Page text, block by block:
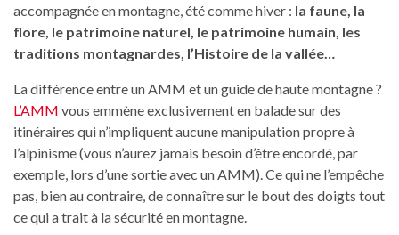
accompagnée en montagne, été comme hiver : la faune, la
flore, le patrimoine naturel, le patrimoine humain, les
traditions montagnardes, l’Histoire de la vallée…
La différence entre un AMM et un guide de haute montagne ?
L’AMM vous emmène exclusivement en balade sur des
itinéraires qui n’impliquent aucune manipulation propre à
l’alpinisme (vous n’aurez jamais besoin d’être encordé, par
exemple, lors d’une sortie avec un AMM). Ce qui ne l’empêche
pas, bien au contraire, de connaître sur le bout des doigts tout
ce qui a trait à la sécurité en montagne.